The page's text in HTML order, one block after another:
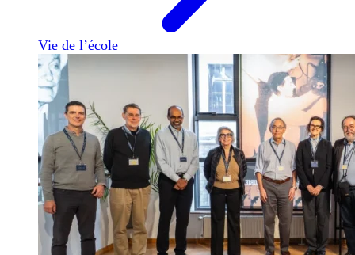
Vie de l’école